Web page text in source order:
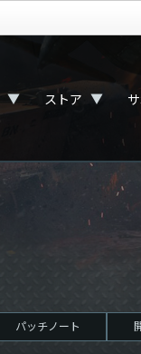
▼ ストア ▼
パッチノート